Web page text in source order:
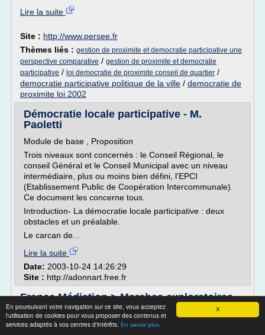
X
En poursuivant votre navigation sur ce site, vous acceptez
l'utilisation de cookies pour vous proposer des contenus et
services adaptés à vos centres d'intérêts. En savoir plus
Lire la suite
Site : http://www.persee.fr
Thèmes liés : gestion de proximite et democratie participative une
perspective comparative / gestion de proximite et democratie
participative / loi democratie de proximite conseil de quartier /
democratie participative politique de la ville / democratie de
proximite loi 2002
Démocratie locale participative - M.
Paoletti
Module de base , Proposition
Trois niveaux sont concernés : le Conseil Régional, le
conseil Général et le Conseil Municipal avec un niveau
intermédiaire, plus ou moins bien défini, l'EPCI
(Etablissement Public de Coopération Intercommunale).
Ce document les concerne tous.
Introduction- La démocratie locale participative : deux
obstacles et un préalable.
Le carcan de...
Lire la suite
Date: 2003-10-24 14:26:29
Site : http://adonnart.free.fr
France Médiation > Marches exploratoires
2.0 : quand les ...
Pour plus d'informations sur l'appel à candidatures,